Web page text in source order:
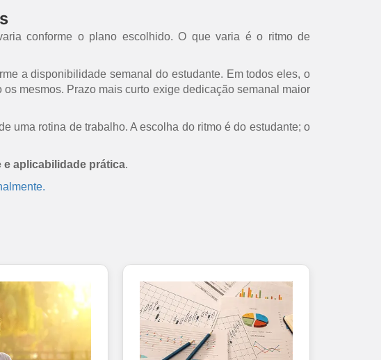
conforme o plano escolhido. O que varia é o ritmo de
a disponibilidade semanal do estudante. Em todos eles, o
mesmos. Prazo mais curto exige dedicação semanal maior
uma rotina de trabalho. A escolha do ritmo é do estudante; o
aplicabilidade prática.